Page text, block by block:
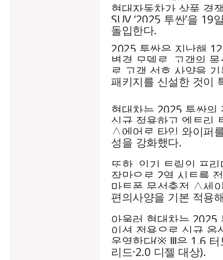
현대자동차가 상품 경
SUV ‘2025 투싼’을
돌입한다.
2025 투싼은 지난해
변경 모델로, 고객의
로 고객 선호 사양을
패키지를 신설한 것이
현대차는 2025 투싼
신규 적용하고 엔트리
△에어로 타입 와이퍼
성을 강화했다.
또한, 인기 트림인 프
작만으로 2열 시트를
마트폰 무선충전 △세
편의사양을 기본 적용
아울러 현대차는 2025
이션 전용으로 신규 옵
운영한다(※ Ⅲ은 1.6
리드·2.0 디젤 대상).